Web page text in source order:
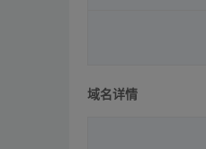
域名详情